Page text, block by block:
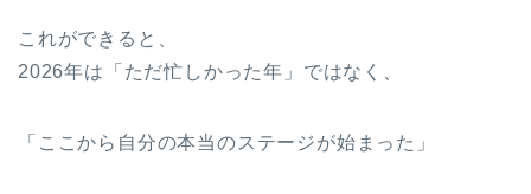
これができると、
2026年は「ただ忙しかった年」ではなく、
「ここから自分の本当のステージが始まった」